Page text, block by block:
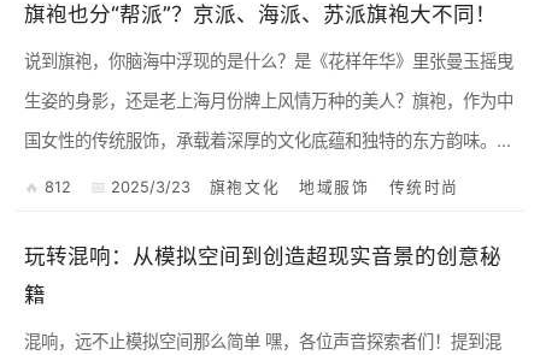
旗袍也分“帮派”？京派、海派、苏派旗袍大不同！
说到旗袍，你脑海中浮现的是什么？是《花样年华》里张曼玉摇曳
生姿的身影，还是老上海月份牌上风情万种的美人？旗袍，作为中
国女性的传统服饰，承载着深厚的文化底蕴和独特的东方韵味。但
你知道吗，旗袍可不是“一件衣服走天下”，它也分“帮派”！今天，
812 2025/3/23 旗袍文化 地域服饰 传统时尚
玩转混响：从模拟空间到创造超现实音景的创意秘
籍
混响，远不止模拟空间那么简单 嘿，各位声音探索者们！提到混